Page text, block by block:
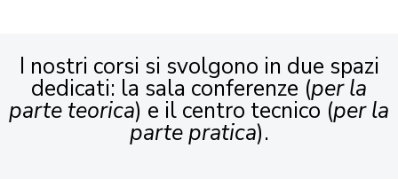
I nostri corsi si svolgono in due spazi
dedicati: la sala conferenze (per la
parte teorica) e il centro tecnico (per la
parte pratica).